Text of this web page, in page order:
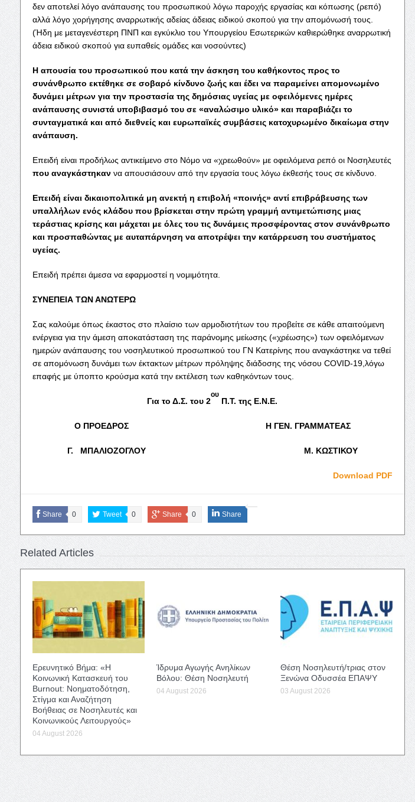
δεν αποτελεί λόγο ανάπαυσης του προσωπικού λόγω παροχής εργασίας και κόπωσης (ρεπό)
αλλά λόγο χορήγησης αναρρωτικής αδείας άδειας ειδικού σκοπού για την απομόνωσή τους.
(Ήδη με μεταγενέστερη ΠΝΠ και εγκύκλιο του Υπουργείου Εσωτερικών καθιερώθηκε αναρρωτική
άδεια ειδικού σκοπού για ευπαθείς ομάδες και νοσούντες)
Η απουσία του προσωπικού που κατά την άσκηση του καθήκοντος προς το
συνάνθρωπο εκτέθηκε σε σοβαρό κίνδυνο ζωής και έδει να παραμείνει απομονωμένο
δυνάμει μέτρων για την προστασία της δημόσιας υγείας με οφειλόμενες ημέρες
ανάπαυσης συνιστά υποβιβασμό του σε «αναλώσιμο υλικό» και παραβιάζει το
συνταγματικά και από διεθνείς και ευρωπαϊκές συμβάσεις κατοχυρωμένο δικαίωμα στην
ανάπαυση.
Επειδή είναι προδήλως αντικείμενο στο Νόμο να «χρεωθούν» με οφειλόμενα ρεπό οι Νοσηλευτές
που αναγκάστηκαννα απουσιάσουν από την εργασία τους λόγω έκθεσής τους σε κίνδυνο.
Επειδή είναι δικαιοπολιτικά μη ανεκτή η επιβολή «ποινής» αντί επιβράβευσης των
υπαλλήλων ενός κλάδου που βρίσκεται στην πρώτη γραμμή αντιμετώπισης μιας
τεράστιας κρίσης και μάχεται με όλες του τις δυνάμεις προσφέροντας στον συνάνθρωπο
και προσπαθώντας με αυταπάρνηση να αποτρέψει την κατάρρευση του συστήματος
υγείας.
Επειδή πρέπει άμεσα να εφαρμοστεί η νομιμότητα.
ΣΥΝΕΠΕΙΑ ΤΩΝ ΑΝΩΤΕΡΩ
Σας καλούμε όπως έκαστος στο πλαίσιο των αρμοδιοτήτων του προβείτε σε κάθε απαιτούμενη
ενέργεια για την άμεση αποκατάσταση της παράνομης μείωσης («χρέωσης») των οφειλόμενων
ημερών ανάπαυσης του νοσηλευτικού προσωπικού του ΓΝ Κατερίνης που αναγκάστηκε να τεθεί
σε απομόνωση δυνάμει των έκτακτων μέτρων πρόληψης διάδοσης της νόσου COVID-19,λόγω
επαφής με ύποπτο κρούσμα κατά την εκτέλεση των καθηκόντων τους.
Για το Δ.Σ. του 2
ου
Π.Τ. της Ε.Ν.Ε.
Ο ΠΡΟΕΔΡΟΣ Η ΓΕΝ. ΓΡΑΜΜΑΤΕΑΣ
Γ. ΜΠΑΛΙΟΖΟΓΛΟΥ Μ. ΚΩΣΤΙΚΟΥ
Download PDF
Share 0 Tweet 0 Share 0 Share
Related Articles
Ερευνητικό Βήμα: «Η
Κοινωνική Κατασκευή του
Burnout: Νοηματοδότηση,
Στίγμα και Αναζήτηση
Βοήθειας σε Νοσηλευτές και
Κοινωνικούς Λειτουργούς»
04 August 2026
Ίδρυμα Αγωγής Ανηλίκων
Βόλου: Θέση Νοσηλευτή
04 August 2026
Θέση Νοσηλευτή/τριας στον
Ξενώνα Οδυσσέα ΕΠΑΨΥ
03 August 2026